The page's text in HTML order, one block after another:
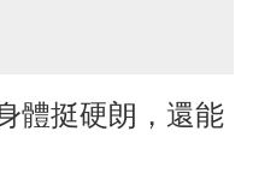
體挺硬朗，還能